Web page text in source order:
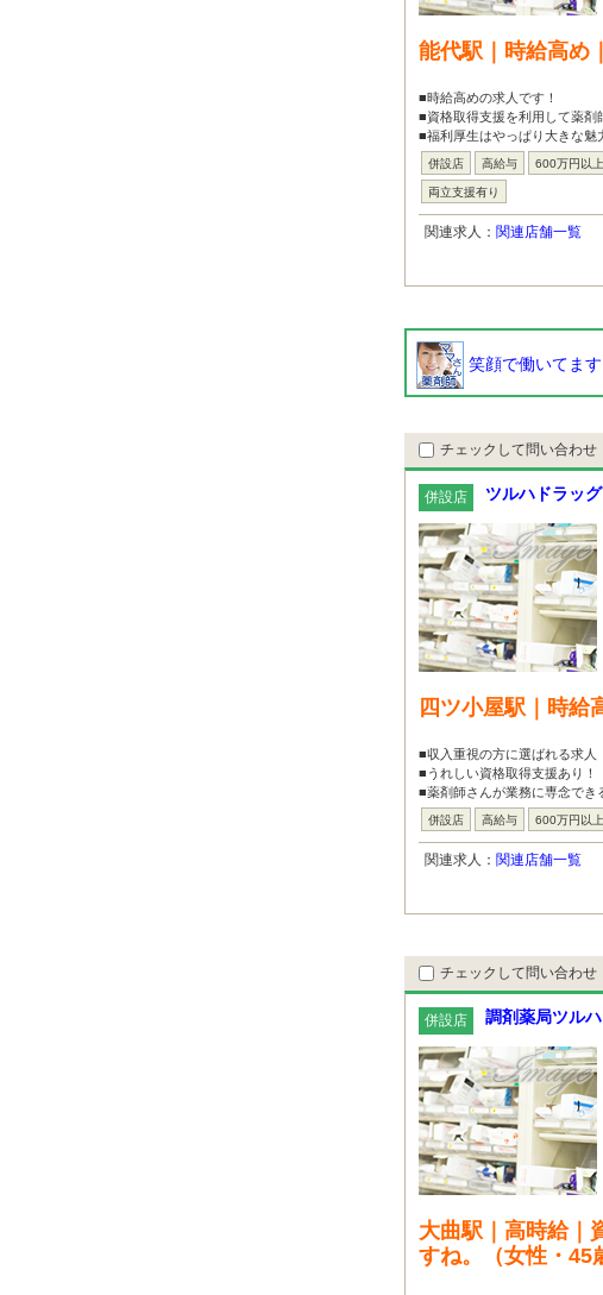
能代駅｜時給高め
■時給高めの求人です！
■資格取得支援を利用して薬剤
■福利厚生はやっぱり大きな魅
併設店 高給与 600万円以上
両立支援有り
関連求人： 関連店舗一覧
笑顔で働いてま
チェックして問い合わせ
併設店 ツルハドラッ
四ツ小屋駅｜時給
■収入重視の方に選ばれる求人
■うれしい資格取得支援あり！
■薬剤師さんが業務に専念でき
併設店 高給与 600万円以上
関連求人： 関連店舗一覧
チェックして問い合わせ
併設店 調剤薬局ツル
大曲駅｜高時給｜
すね。（女性・45